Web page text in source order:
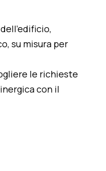
su misura per
le richieste
con il